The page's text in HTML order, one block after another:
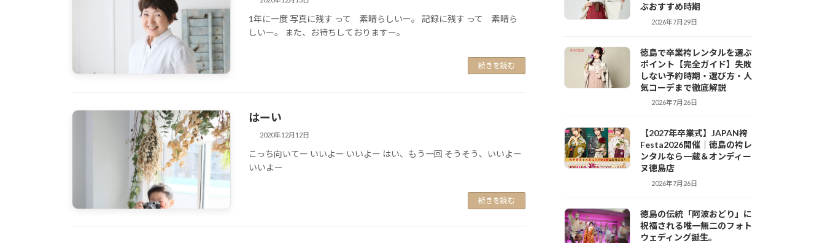
1年に一度 写真に残す って 素晴らしいー。 記録に残す って 素晴ら
しいー。 また、お待ちしておりますー。
続きを読む
はーい
2020年12月12日
こっち向いてー いいよー いいよー はい、もう一回 そうそう、いいよー
いいよー
続きを読む
袴レンタル
ぶおすすめ時期
2026年7月29日
徳島で卒業袴レンタルを選ぶ
ポイント【完全ガイド】失敗
しない予約時期・選び方・人
気コーデまで徹底解説
2026年7月26日
【2027年卒業式】JAPAN袴
Festa2026開催｜徳島の袴レ
ンタルなら一蔵＆オンディー
ヌ徳島店
2026年7月26日
徳島の伝統「阿波おどり」に
祝福される唯一無二のフォト
ウェディング誕生。